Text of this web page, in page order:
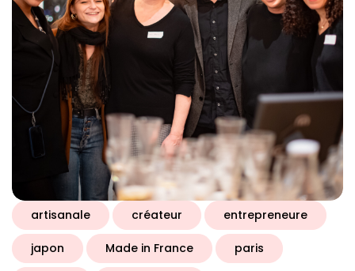
artisanale créateur entrepreneure
japon Made in France paris